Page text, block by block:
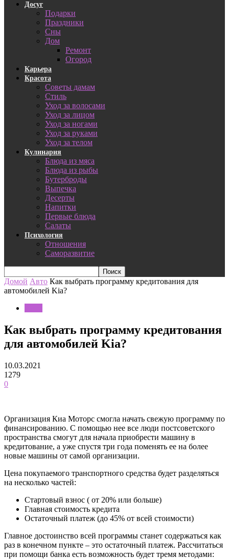
Досуг
Подарки
Праздники
Сны
Дом
Ремонт
Огород
Карьера
Красота
Советы дамам
Стиль
Уход за волосами
Уход за лицом
Уход за ногами
Уход за руками
Уход за телом
Кулинария
Блюда из мяса
Блюда из рыбы
Бутерброды
Выпечка
Десерты
Напитки
Первые блюда
Салаты
Психология
Отношения
Саморазвитие
Домой Авто Как выбрать программу кредитования для
автомобилей Kia?
Как выбрать программу кредитования
для автомобилей Kia?
10.03.2021
1279
0
Организация Киа Моторс смогла начать свежую программу по
финансированию. С помощью нее все люди постсоветского
пространства смогут для начала приобрести машину в
кредитование, а уже спустя три года поменять ее на более
новые машины от самой организации.
Цена покупаемого транспортного средства будет разделяться
на несколько частей:
Стартовый взнос ( от 20% или больше)
Главная стоимость кредита
Остаточный платеж (до 45% от всей стоимости)
Главное достоинство всей программы станет содержаться как
раз в конечном пункте – это остаточный платеж. Рассчитаться
при помощи банка есть возможность будет тремя методами: